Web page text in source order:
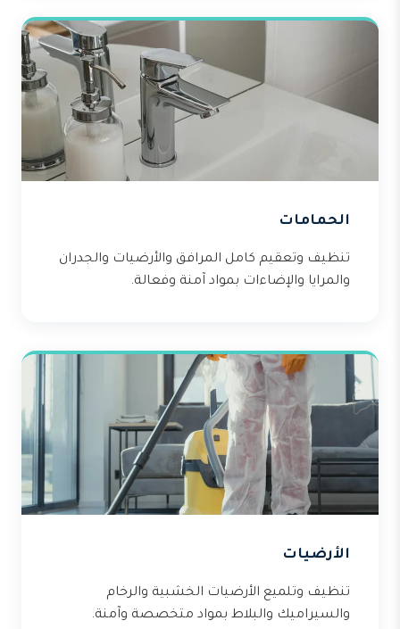
الحمامات
تنظيف وتعقيم كامل المرافق والأرضيات والجدران
والمرايا والإضاءات بمواد آمنة وفعالة.
الأرضيات
تنظيف وتلميع الأرضيات الخشبية والرخام
والسيراميك والبلاط بمواد متخصصة وآمنة.